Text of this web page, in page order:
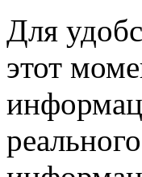
Для
этот